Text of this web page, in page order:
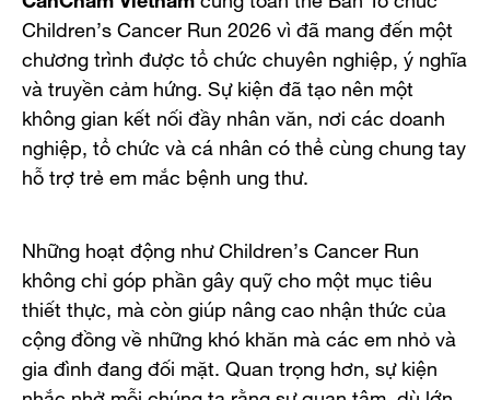
Children’s Cancer Run 2026 vì đã mang đến một
chương trình được tổ chức chuyên nghiệp, ý nghĩa
và truyền cảm hứng. Sự kiện đã tạo nên một
không gian kết nối đầy nhân văn, nơi các doanh
nghiệp, tổ chức và cá nhân có thể cùng chung tay
hỗ trợ trẻ em mắc bệnh ung thư.
Những hoạt động như Children’s Cancer Run
không chỉ góp phần gây quỹ cho một mục tiêu
thiết thực, mà còn giúp nâng cao nhận thức của
cộng đồng về những khó khăn mà các em nhỏ và
gia đình đang đối mặt. Quan trọng hơn, sự kiện